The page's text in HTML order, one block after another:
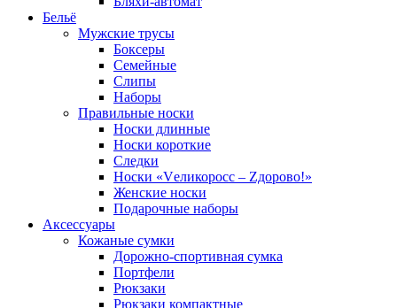
Бельё
Мужские трусы
Боксеры
Семейные
Слипы
Наборы
Правильные носки
Носки длинные
Носки короткие
Следки
Носки «Vеликоросс – Zдорово!»
Женские носки
Подарочные наборы
Аксессуары
Кожаные сумки
Дорожно-спортивная сумка
Портфели
Рюкзаки
Рюкзаки компактные